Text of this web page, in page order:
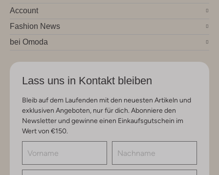
Account
Fashion News
bei Omoda
Lass uns in Kontakt bleiben
Bleib auf dem Laufenden mit den neuesten Artikeln und
exklusiven Angeboten, nur für dich. Abonniere den
Newsletter und gewinne einen Einkaufsgutschein im
Wert von €150.